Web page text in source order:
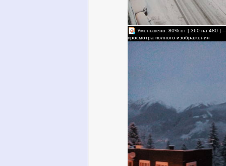
Уменьшено: 80% от [ 360 на 480 ]
просмотра полного изображения